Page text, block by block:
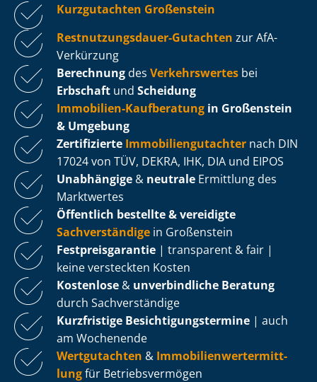
Kurzgutachten Großenstein
Rest­nut­zungs­dau­er-Gutachten zur AfA-
Verkürzung
Berechnung des Verkehrswertes bei
Erbschaft und Scheidung
Immobilien-Kaufberatung in Großenstein
& Umgebung
Zertifizierte Im­mo­bi­li­en­gut­ach­ter nach DIN
17024 von TÜV, DEKRA, IHK, DIA und EIPOS
Unabhängige & neutrale Ermittlung des
Marktwertes
Öffentlich bestellte & vereidigte
Sachverständige in Großenstein
Fest­preis­ga­ran­tie | transparent & fair |
keine versteckten Kosten
Kostenlose & unverbindliche Beratung
durch Sachverständige
Kurzfristige Be­sich­ti­gungs­ter­mi­ne | auch
am Wochenende
Wertgutachten & Im­mo­bi­li­en­wert­ermitt­
lungfür Be­triebs­ver­mö­gen